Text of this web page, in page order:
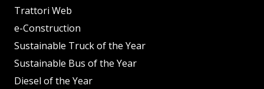
Trattori Web
e-Construction
Sustainable Truck of the Year
Sustainable Bus of the Year
Diesel of the Year